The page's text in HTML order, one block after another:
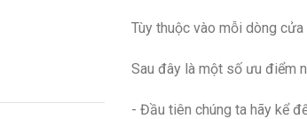
Tùy thuộc vào mỗi dòng
Sau đây là một số ưu điểm
- Đầu tiên chúng ta hãy kể